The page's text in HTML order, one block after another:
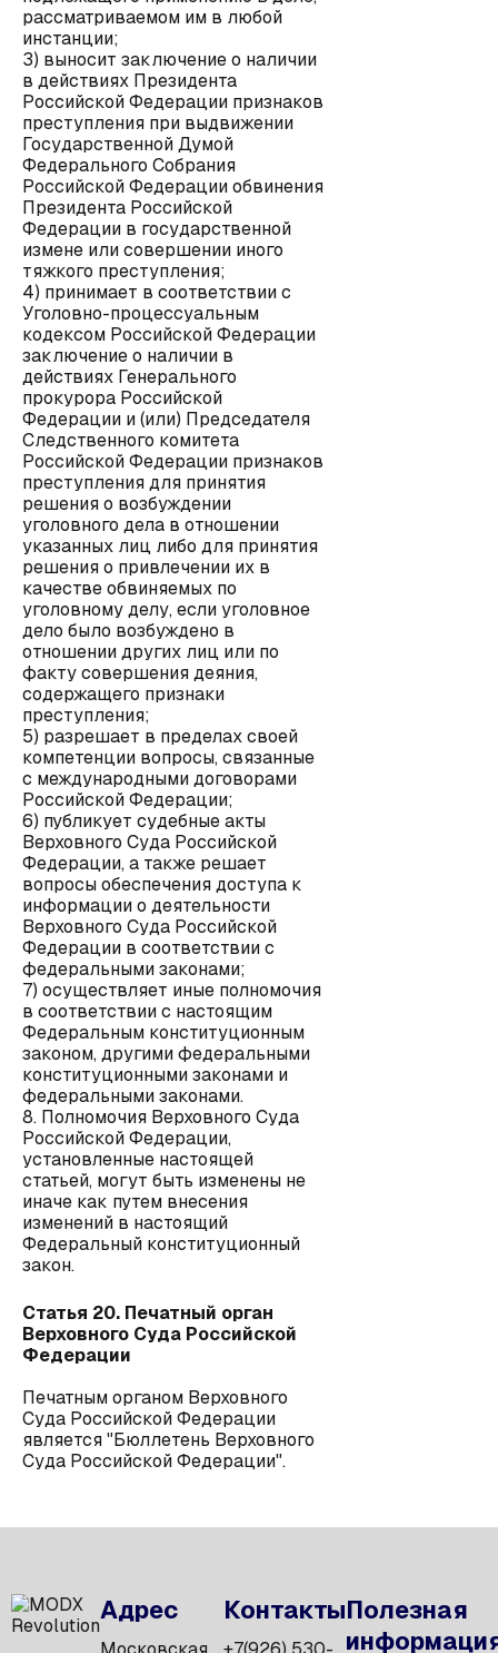
рассматриваемом им в любой
инстанции;
3) выносит заключение о наличии
в действиях Президента
Российской Федерации признаков
преступления при выдвижении
Государственной Думой
Федерального Собрания
Российской Федерации обвинения
Президента Российской
Федерации в государственной
измене или совершении иного
тяжкого преступления;
4) принимает в соответствии с
Уголовно-процессуальным
кодексом Российской Федерации
заключение о наличии в
действиях Генерального
прокурора Российской
Федерации и (или) Председателя
Следственного комитета
Российской Федерации признаков
преступления для принятия
решения о возбуждении
уголовного дела в отношении
указанных лиц либо для принятия
решения о привлечении их в
качестве обвиняемых по
уголовному делу, если уголовное
дело было возбуждено в
отношении других лиц или по
факту совершения деяния,
содержащего признаки
преступления;
5) разрешает в пределах своей
компетенции вопросы, связанные
с международными договорами
Российской Федерации;
6) публикует судебные акты
Верховного Суда Российской
Федерации, а также решает
вопросы обеспечения доступа к
информации о деятельности
Верховного Суда Российской
Федерации в соответствии с
федеральными законами;
7) осуществляет иные полномочия
в соответствии с настоящим
Федеральным конституционным
законом, другими федеральными
конституционными законами и
федеральными законами.
8. Полномочия Верховного Суда
Российской Федерации,
установленные настоящей
статьей, могут быть изменены не
иначе как путем внесения
изменений в настоящий
Федеральный конституционный
закон.
Статья 20. Печатный орган
Верховного Суда Российской
Федерации
Печатным органом Верховного
Суда Российской Федерации
является "Бюллетень Верховного
Суда Российской Федерации".
Адрес КонтактыПолезная